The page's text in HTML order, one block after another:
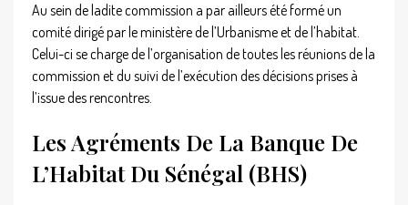
Au sein de ladite commission a par ailleurs été formé un
comité dirigé par le ministère de l’Urbanisme et de l’habitat.
Celui-ci se charge de l’organisation de toutes les réunions de la
commission et du suivi de l’exécution des décisions prises à
l’issue des rencontres.
Les Agréments De La Banque De
L’Habitat Du Sénégal (BHS)